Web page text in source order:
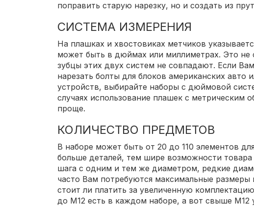
поправить старую нарезку, но и создать из
СИСТЕМА ИЗМЕРЕНИЯ
На плашках и хвостовиках метчиков
может быть в дюймах или миллиметрах. Это не
зубцы этих двух систем не совпадают. Если Вам
нарезать болты для блоков американских авто
устройств, выбирайте наборы с дюймовой
случаях использование плашек с метрическим
проще.
КОЛИЧЕСТВО ПРЕДМЕТОВ
В наборе может быть от 20 до 110 элементов
больше деталей, тем шире возможности товара
шага с одним и тем же диаметром, редкие
часто Вам потребуются максимальные размеры
стоит ли платить за увеличенную
до М12 есть в каждом наборе, а вот свыше М12